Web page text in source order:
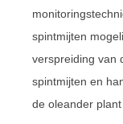
spintmijten
verspreiding van
spintmijten en
de oleander